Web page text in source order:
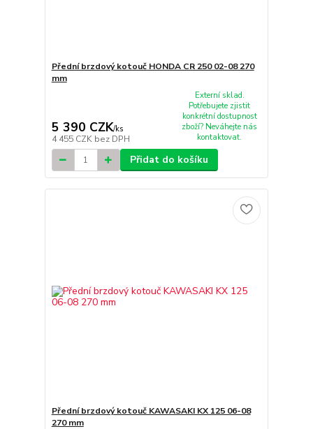
Přední brzdový kotouč HONDA CR 250 02-08 270
mm
5 390 CZK/ks
4 455 CZK bez DPH
Externí sklad.
Potřebujete zjistit
konkrétní dostupnost
zboží? Neváhejte nás
kontaktovat.
Přidat do košíku
Přední brzdový kotouč KAWASAKI KX 125 06-08
270 mm